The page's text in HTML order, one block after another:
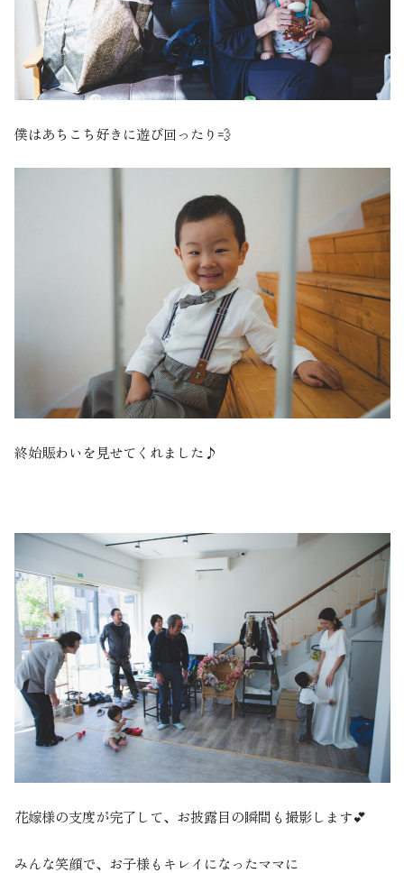
僕はあちこち好きに遊び回ったり💨
終始賑わいを見せてくれました♪
花嫁様の支度が完了して、お披露目の瞬間も撮影します💕
みんな笑顔で、お子様もキレイになったママに